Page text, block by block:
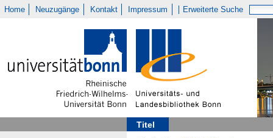
Home Neuzugänge Kontakt Impressum Erweiterte Suche
Titel